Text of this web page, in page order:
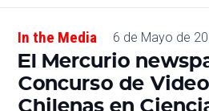
In the Media 6 de Mayo de
El Mercurio
Concurso de
Chilenas en